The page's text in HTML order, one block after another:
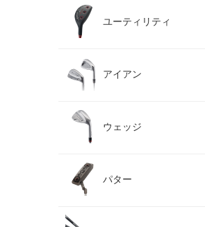
ユーティリティ
アイアン
ウェッジ
パター